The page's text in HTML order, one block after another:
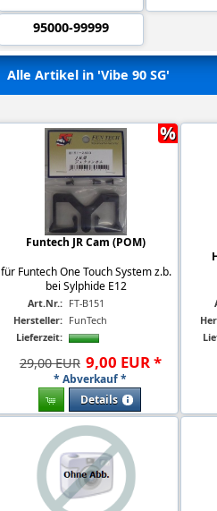
95000-99999
Alle Artikel in 'Vibe 90 SG'
Funtech JR Cam (POM)
für Funtech One Touch System z.b.
bei Sylphide E12
Art.Nr.: FT-B151
Hersteller: FunTech
Lieferzeit:
29,00 EUR 9,00 EUR*
* Abverkauf *
Details
%